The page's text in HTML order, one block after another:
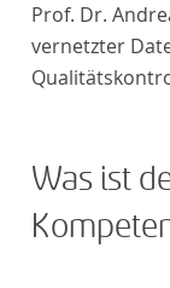
Prof. Dr.
vernetzter
Was ist